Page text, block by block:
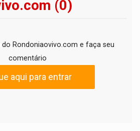
(0)
Rondoniaovivo.com e faça seu
comentário
aqui para entrar